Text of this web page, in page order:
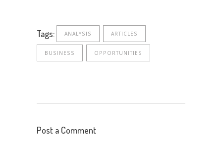
Tags: ANALYSIS ARTICLES
BUSINESS OPPORTUNITIES
Post a Comment